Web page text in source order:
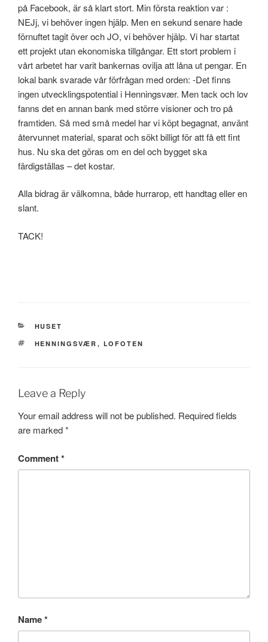
på Facebook, är så klart stort. Min första reaktion var :
NEJj, vi behöver ingen hjälp. Men en sekund senare hade
förnuftet tagit över och JO, vi behöver hjälp. Vi har startat
ett projekt utan ekonomiska tillgångar. Ett stort problem i
vårt arbetet har varit bankernas ovilja att låna ut pengar. En
lokal bank svarade vår förfrågan med orden: -Det finns
ingen utvecklingspotential i Henningsvær. Men tack och lov
fanns det en annan bank med större visioner och tro på
framtiden. Så med små medel har vi köpt begagnat, använt
återvunnet material, sparat och sökt billigt för att få ett fint
hus. Nu ska det göras om en del och bygget ska
färdigställas – det kostar.
Alla bidrag är välkomna, både hurrarop, ett handtag eller en
slant.
TACK!
CATEGORIES
HUSET
TAGS
HENNINGSVÆR , LOFOTEN
Leave a Reply
Your email address will not be published. Required fields
are marked*
Comment*
Name*